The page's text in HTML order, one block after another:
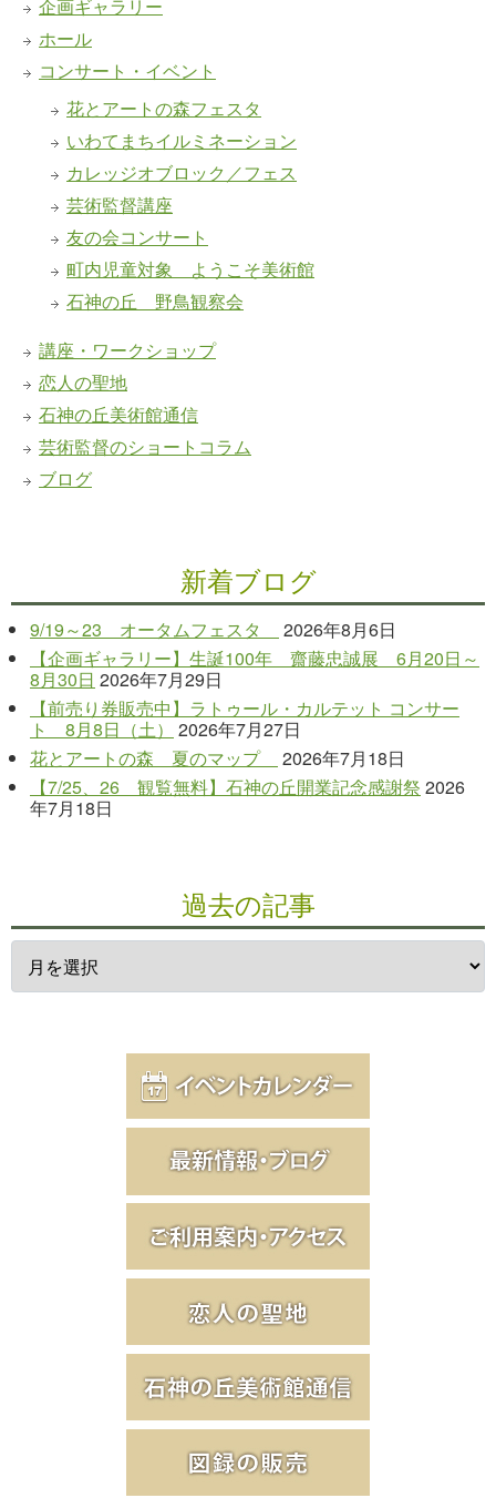
企画ギャラリー
ホール
コンサート・イベント
花とアートの森フェスタ
いわてまちイルミネーション
カレッジオブロック／フェス
芸術監督講座
友の会コンサート
町内児童対象 ようこそ美術館
石神の丘 野鳥観察会
講座・ワークショップ
恋人の聖地
石神の丘美術館通信
芸術監督のショートコラム
ブログ
新着ブログ
9/19～23 オータムフェスタ
2026年8月6日
【企画ギャラリー】生誕100年 齋藤忠誠展 6月20日～
8月30日 2026年7月29日
【前売り券販売中】ラトゥール・カルテット コンサー
ト 8月8日（土）
2026年7月27日
花とアートの森 夏のマップ
2026年7月18日
【7/25、26 観覧無料】石神の丘開業記念感謝祭 2026
年7月18日
過去の記事